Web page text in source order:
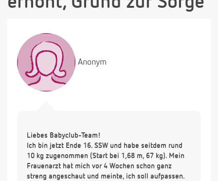
Anonym
Liebes Babyclub-Team!
Ich bin jetzt Ende 16. SSW und habe seitdem rund
10 kg zugenommen (Start bei 1,68 m, 67 kg). Mein
Frauenarzt hat mich vor 4 Wochen schon ganz
streng angeschaut und meinte, ich soll aufpassen.